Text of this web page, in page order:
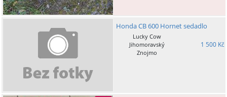
Honda CB 600 Hornet sedadlo
Lucky Cow
Jihomoravský
Znojmo
1 500 Kč